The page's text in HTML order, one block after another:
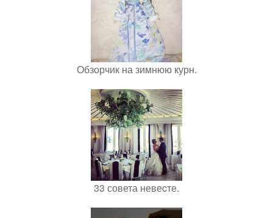
Обзорчик на зимнюю курн.
33 совета невеcте.